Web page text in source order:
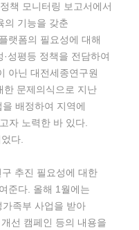
책 모니터링 보고서에서
의 기능을 갖춘
랫폼의 필요성에 대해
성평등 정책을 전담하여
아닌 대전세종연구원
한 문제의식으로 지난
배정하여 지역에
자 노력한 바 있다.
다.
추진 필요성에 대한
준다. 올해 1월에는
족부 사업을 받아
선 캠페인 등의 내용을